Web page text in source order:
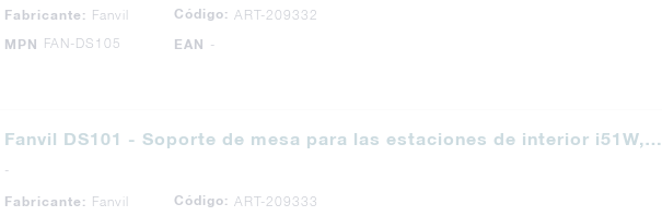
Fabricante: Fanvil Código: ART-209332
MPN FAN-DS105 EAN -
Fanvil DS101 - Soporte de mesa para las estaciones de interior i51W,…
-
Fabricante: Fanvil Código: ART-209333